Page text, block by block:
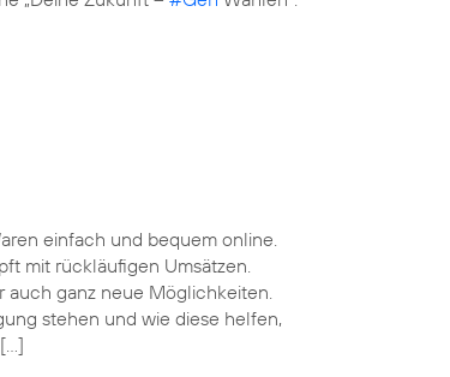
einfach und bequem online.
mit rückläufigen Umsätzen.
auch ganz neue Möglichkeiten.
stehen und wie diese helfen,